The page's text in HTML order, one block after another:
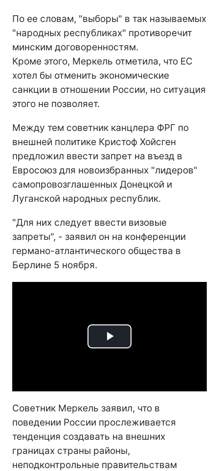
По ее словам, "выборы" в так называемых
"народных республиках" противоречит
минским договоренностям.
Кроме этого, Меркель отметила, что ЕС
хотел бы отменить экономические
санкции в отношении России, но ситуация
этого не позволяет.
Между тем советник канцлера ФРГ по
внешней политике Кристоф Хойсген
предложил ввести запрет на въезд в
Евросоюз для новоизбранных "лидеров"
самопровозглашенных Донецкой и
Луганской народных республик.
"Для них следует ввести визовые
запреты", - заявил он на конференции
германо-атлантического общества в
Берлине 5 ноября.
Play
Советник Меркель заявил, что в
поведении России прослеживается
тенденция создавать на внешних
границах страны районы,
неподконтрольные правительствам